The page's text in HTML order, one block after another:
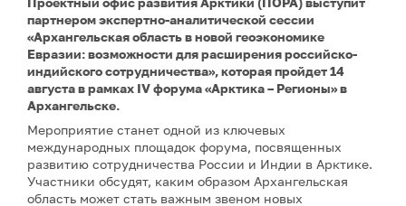
партнером экспертно-аналитической сессии
«Архангельская область в новой геоэкономике
Евразии: возможности для расширения российско-
индийского сотрудничества», которая пройдет 14
августа в рамках IV форума «Арктика – Регионы» в
Архангельске.
Мероприятие станет одной из ключевых
международных площадок форума, посвященных
развитию сотрудничества России и Индии в Арктике.
Участники обсудят, каким образом Архангельская
область может стать важным звеном новых